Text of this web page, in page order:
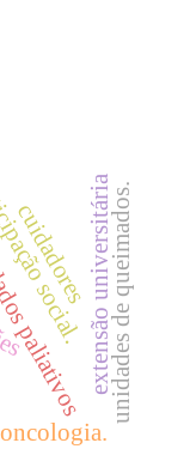
social.
oncologia.
cuidadoresextensão universitáriaunidades de queimados.